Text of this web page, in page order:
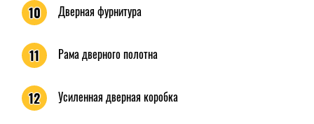
10 Дверная фурнитура
11 Рама дверного полотна
12 Усиленная дверная коробка